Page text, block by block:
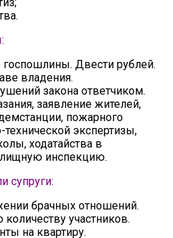
Двести рублей.
владения.
закона ответчиком.
заявление жителей,
пожарного
экспертизы,
ходатайства в
инспекцию.
супруги:
брачных отношений.
количеству участников.
на квартиру.